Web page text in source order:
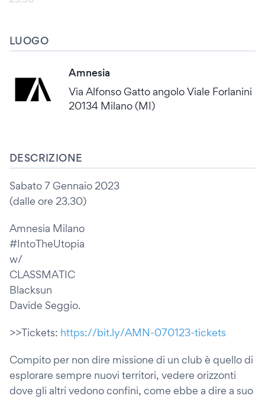
LUOGO
Amnesia
Via Alfonso Gatto angolo Viale Forlanini
20134 Milano (MI)
DESCRIZIONE
Sabato 7 Gennaio 2023
(dalle ore 23.30)
Amnesia Milano
#IntoTheUtopia
w/
CLASSMATIC
Blacksun
Davide Seggio.
>>Tickets: https://bit.ly/AMN-070123-tickets
Compito per non dire missione di un club è quello di
esplorare sempre nuovi territori, vedere orizzonti
dove gli altri vedono confini, come ebbe a dire a suo